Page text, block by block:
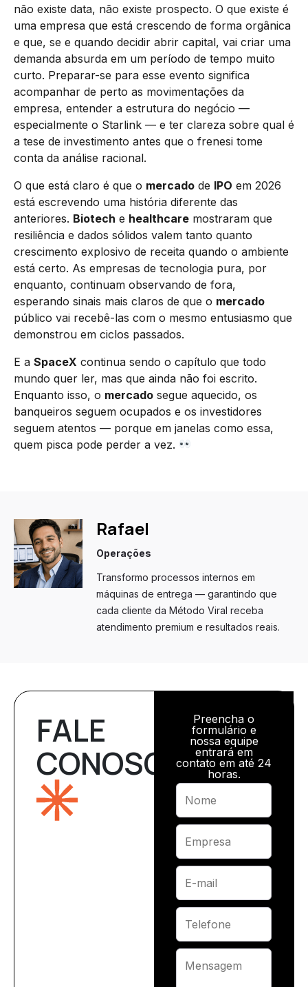
não existe data, não existe prospecto. O que existe é
uma empresa que está crescendo de forma orgânica
e que, se e quando decidir abrir capital, vai criar uma
demanda absurda em um período de tempo muito
curto. Preparar-se para esse evento significa
acompanhar de perto as movimentações da
empresa, entender a estrutura do negócio —
especialmente o Starlink — e ter clareza sobre qual é
a tese de investimento antes que o frenesi tome
conta da análise racional.
O que está claro é que o mercado de IPO em 2026
está escrevendo uma história diferente das
anteriores. Biotech e healthcare mostraram que
resiliência e dados sólidos valem tanto quanto
crescimento explosivo de receita quando o ambiente
está certo. As empresas de tecnologia pura, por
enquanto, continuam observando de fora,
esperando sinais mais claros de que o mercado
público vai recebê-las com o mesmo entusiasmo que
demonstrou em ciclos passados.
E a SpaceX continua sendo o capítulo que todo
mundo quer ler, mas que ainda não foi escrito.
Enquanto isso, o mercado segue aquecido, os
banqueiros seguem ocupados e os investidores
seguem atentos — porque em janelas como essa,
quem pisca pode perder a vez.
Rafael
Operações
Transformo processos internos em
máquinas de entrega — garantindo que
cada cliente da Método Viral receba
atendimento premium e resultados reais.
FALE
CONOSCO
Preencha o
formulário e
nossa equipe
entrará em
contato em até 24
horas.